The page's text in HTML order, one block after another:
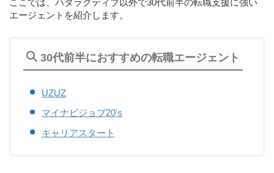
ここでは、ハタラクティブ以外で30代前半の転職支援に強い
エージェントを紹介します。
30代前半におすすめの転職エージェント
UZUZ
マイナビジョブ20's
キャリアスタート